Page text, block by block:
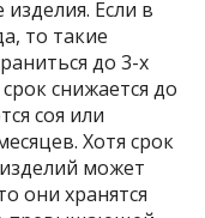
Если в
то такие
до 3-х
снижается до
соя или
Хотя срок
может
они хранятся